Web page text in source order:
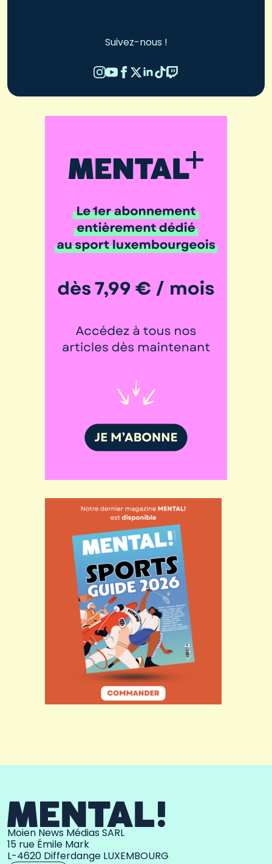
Suivez-nous !
Moien News Médias SARL
15 rue Émile Mark
L-4620 Differdange LUXEMBOURG